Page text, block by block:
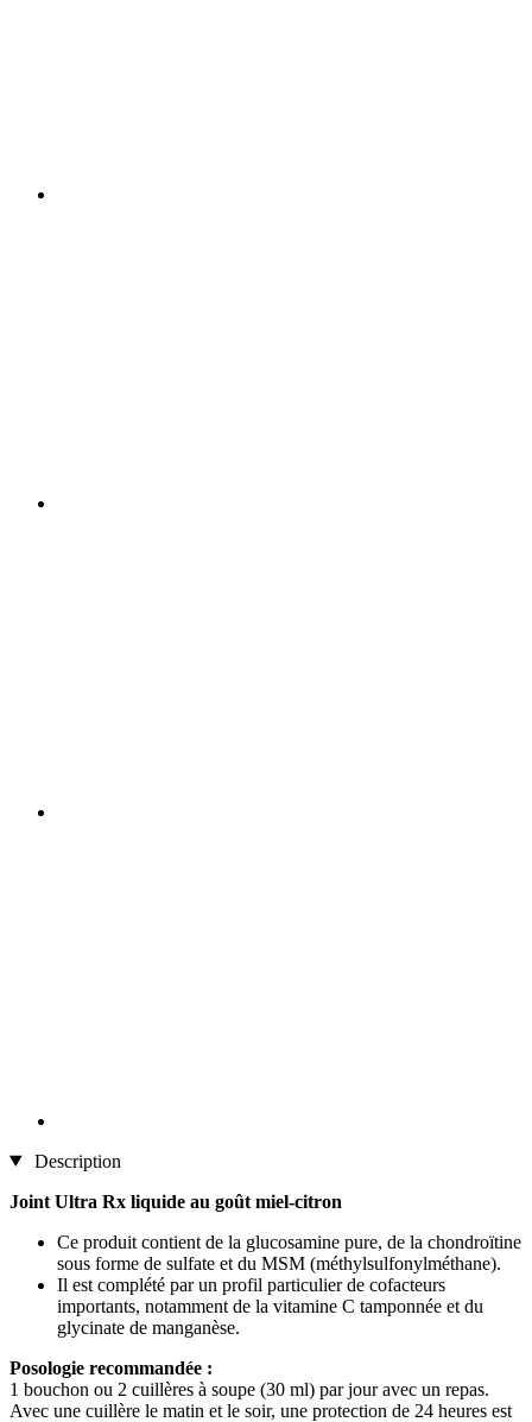
Description
Joint Ultra Rx liquide au goût miel-citron
Ce produit contient de la glucosamine pure, de la chondroïtine
sous forme de sulfate et du MSM (méthylsulfonylméthane).
Il est complété par un profil particulier de cofacteurs
importants, notamment de la vitamine C tamponnée et du
glycinate de manganèse.
Posologie recommandée :
1 bouchon ou 2 cuillères à soupe (30 ml) par jour avec un repas.
Avec une cuillère le matin et le soir, une protection de 24 heures est